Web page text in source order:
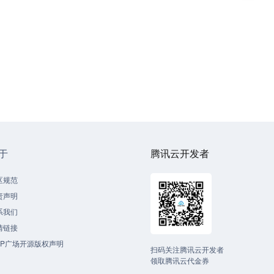
规范
声明
我们
链接
广场开源版权声明
腾讯云开发者
扫码关注腾讯云开发者
领取腾讯云代金券